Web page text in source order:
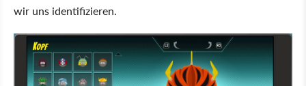
wir uns identifizieren.